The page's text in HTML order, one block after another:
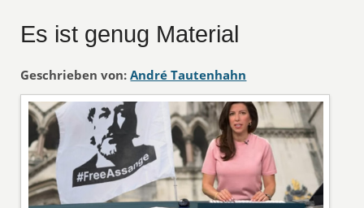
Es ist genug Material
Geschrieben von: André Tautenhahn